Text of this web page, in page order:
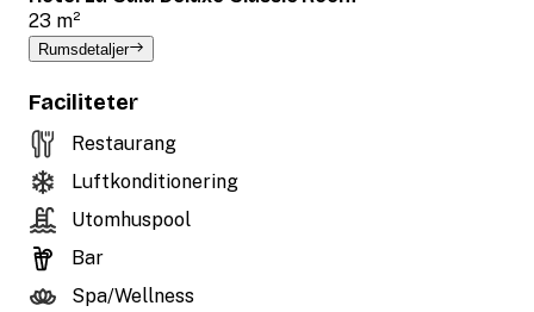
23 m²
Rumsdetaljer
Faciliteter
Restaurang
Luftkonditionering
Utomhuspool
Bar
Spa/Wellness